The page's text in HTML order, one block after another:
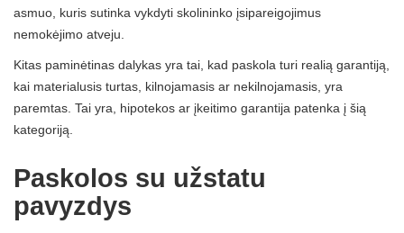
asmuo, kuris sutinka vykdyti skolininko įsipareigojimus
nemokėjimo atveju.
Kitas paminėtinas dalykas yra tai, kad paskola turi realią garantiją,
kai materialusis turtas, kilnojamasis ar nekilnojamasis, yra
paremtas. Tai yra, hipotekos ar įkeitimo garantija patenka į šią
kategoriją.
Paskolos su užstatu
pavyzdys